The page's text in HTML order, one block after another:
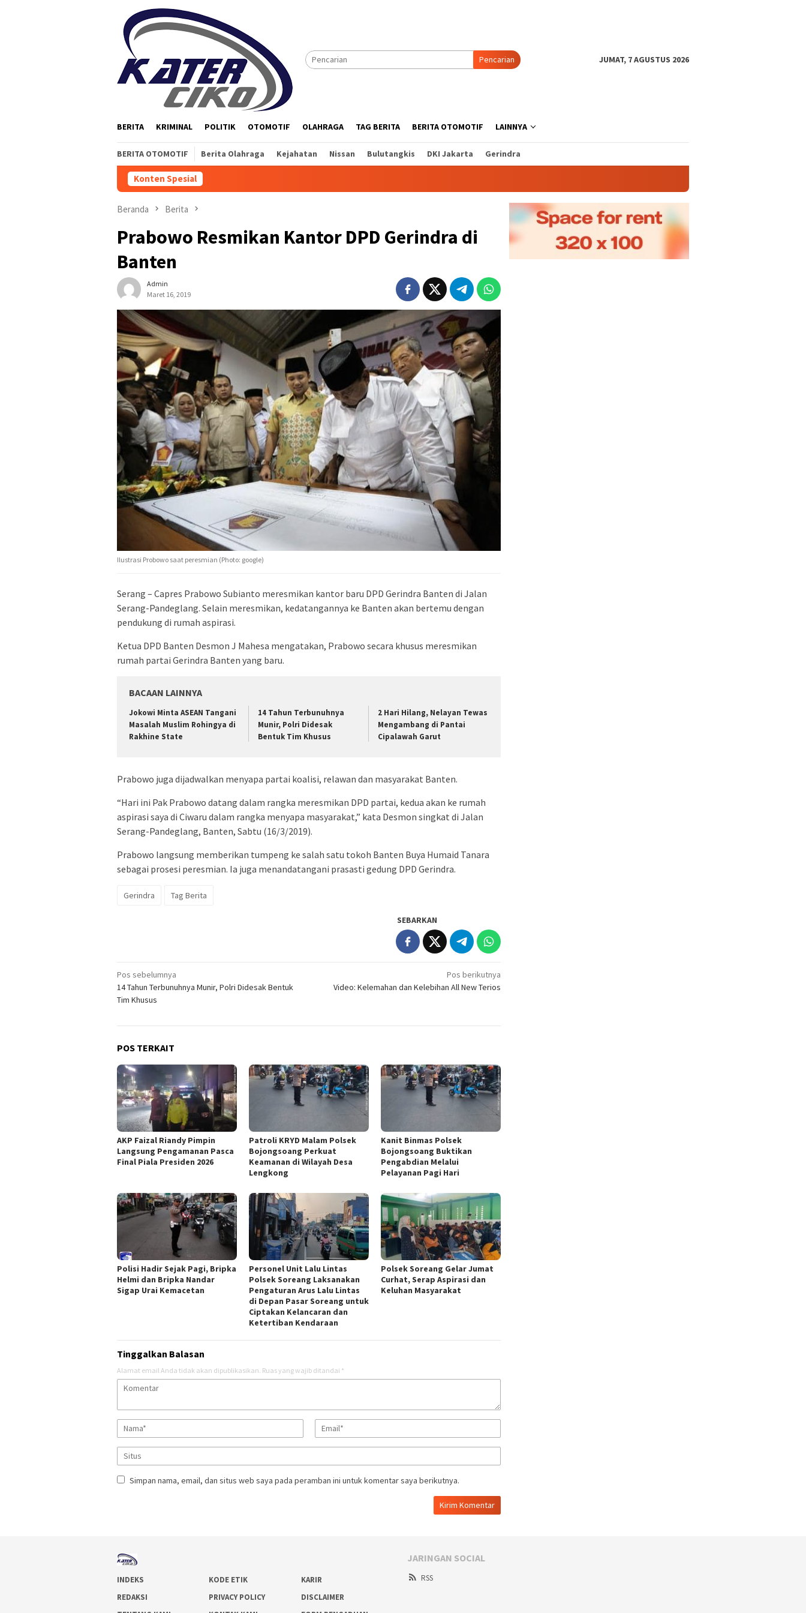
Pencarian JUMAT, 7 AGUSTUS 2026
BERITA KRIMINAL POLITIK OTOMOTIF OLAHRAGA TAG BERITA BERITA OTOMOTIF LAINNYA
BERITA OTOMOTIF Berita Olahraga Kejahatan Nissan Bulutangkis DKI Jakarta Gerindra
Konten Spesial
Beranda Berita
Prabowo Resmikan Kantor DPD Gerindra di
Banten
Admin
Maret 16, 2019
Ilustrasi Probowo saat peresmian (Photo: google)
Serang – Capres Prabowo Subianto meresmikan kantor baru DPD Gerindra Banten di Jalan
Serang-Pandeglang. Selain meresmikan, kedatangannya ke Banten akan bertemu dengan
pendukung di rumah aspirasi.
Ketua DPD Banten Desmon J Mahesa mengatakan, Prabowo secara khusus meresmikan
rumah partai Gerindra Banten yang baru.
BACAAN LAINNYA
Jokowi Minta ASEAN Tangani
Masalah Muslim Rohingya di
Rakhine State
14 Tahun Terbunuhnya
Munir, Polri Didesak
Bentuk Tim Khusus
2 Hari Hilang, Nelayan Tewas
Mengambang di Pantai
Cipalawah Garut
Prabowo juga dijadwalkan menyapa partai koalisi, relawan dan masyarakat Banten.
“Hari ini Pak Prabowo datang dalam rangka meresmikan DPD partai, kedua akan ke rumah
aspirasi saya di Ciwaru dalam rangka menyapa masyarakat,” kata Desmon singkat di Jalan
Serang-Pandeglang, Banten, Sabtu (16/3/2019).
Prabowo langsung memberikan tumpeng ke salah satu tokoh Banten Buya Humaid Tanara
sebagai prosesi peresmian. Ia juga menandatangani prasasti gedung DPD Gerindra.
Gerindra Tag Berita
SEBARKAN
Navigasi
pos
Pos sebelumnya
14 Tahun Terbunuhnya Munir, Polri Didesak Bentuk
Tim Khusus
Pos berikutnya
Video: Kelemahan dan Kelebihan All New Terios
POS TERKAIT
AKP Faizal Riandy Pimpin
Langsung Pengamanan Pasca
Final Piala Presiden 2026
Patroli KRYD Malam Polsek
Bojongsoang Perkuat
Keamanan di Wilayah Desa
Lengkong
Kanit Binmas Polsek
Bojongsoang Buktikan
Pengabdian Melalui
Pelayanan Pagi Hari
Polisi Hadir Sejak Pagi, Bripka
Helmi dan Bripka Nandar
Sigap Urai Kemacetan
Personel Unit Lalu Lintas
Polsek Soreang Laksanakan
Pengaturan Arus Lalu Lintas
di Depan Pasar Soreang untuk
Ciptakan Kelancaran dan
Ketertiban Kendaraan
Polsek Soreang Gelar Jumat
Curhat, Serap Aspirasi dan
Keluhan Masyarakat
Tinggalkan Balasan
Alamat email Anda tidak akan dipublikasikan. Ruas yang wajib ditandai *
Simpan nama, email, dan situs web saya pada peramban ini untuk komentar saya berikutnya.
INDEKS KODE ETIK
KARIR
REDAKSI
PRIVACY POLICY
DISCLAIMER
JARINGAN SOCIAL
RSS